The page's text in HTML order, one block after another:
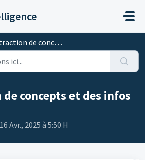
de concepts et des infos clés
concepts et des infos
Avr., 2025 à 5:50 H